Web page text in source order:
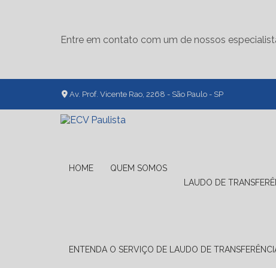
Entre em contato com um de nossos
Av. Prof. Vicente Rao, 2268 - São Paulo - SP
HOME QUEM SOMOS
LAUDO DE
ENTENDA O SERVIÇO DE LAUDO DE